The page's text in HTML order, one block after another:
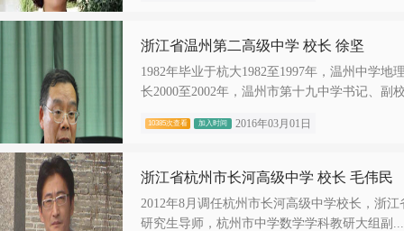
浙江省温州第二高级中学 校长 徐坚
1982年毕业于杭大1982至1997年，温州中学地
长2000至2002年，温州市第十九中学书记、副
10385次查看 加入时间 2016年03月01日
浙江省杭州市长河高级中学 校长 毛伟民
2012年8月调任杭州市长河高级中学校长，浙
研究生导师，杭州市中学数学学科教研大组副...